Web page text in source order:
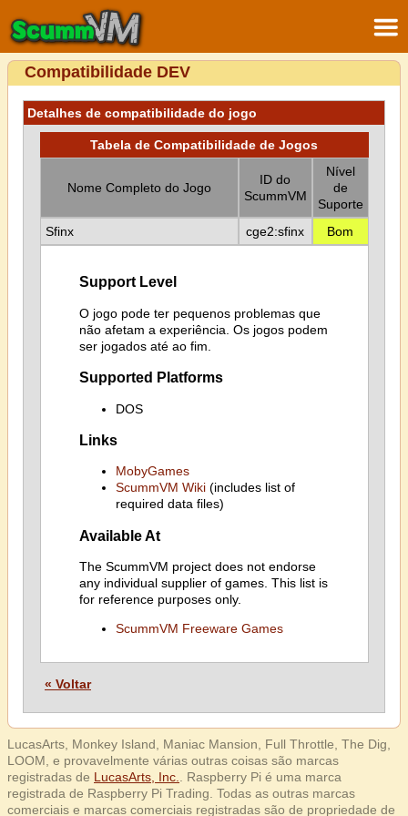
Compatibilidade DEV
Detalhes de compatibilidade do jogo
Tabela de Compatibilidade de Jogos
Nome Completo do Jogo
ID do
ScummVM
Nível
de
Suporte
Sfinx
cge2:sfinx Bom
Support Level
O jogo pode ter pequenos problemas que
não afetam a experiência. Os jogos podem
ser jogados até ao fim.
Supported Platforms
DOS
Links
MobyGames
ScummVM Wiki(includes list of
required data files)
Available At
The ScummVM project does not endorse
any individual supplier of games. This list is
for reference purposes only.
ScummVM Freeware Games
« Voltar
LucasArts, Monkey Island, Maniac Mansion, Full Throttle, The Dig,
LOOM, e provavelmente várias outras coisas são marcas
registradas de LucasArts, Inc.
. Raspberry Pi é uma marca
registrada de Raspberry Pi Trading. Todas as outras marcas
comerciais e marcas comerciais registradas são de propriedade de